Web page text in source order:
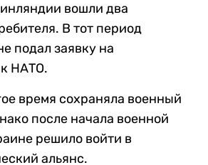
вошли два
В тот период
подал заявку на
НАТО.
время сохраняла военный
после начала военной
решило войти в
альянс.